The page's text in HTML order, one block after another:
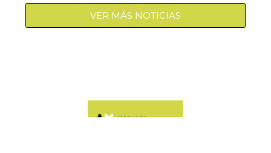
VER MÁS NOTICIAS